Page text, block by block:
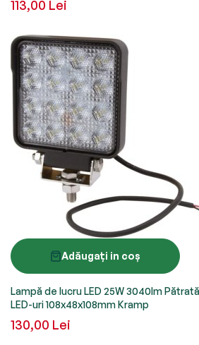
113,00 Lei
Adăugați in coș
Lampă de lucru LED 25W 3040lm
LED-uri 108x48x108mm Kramp
130,00 Lei